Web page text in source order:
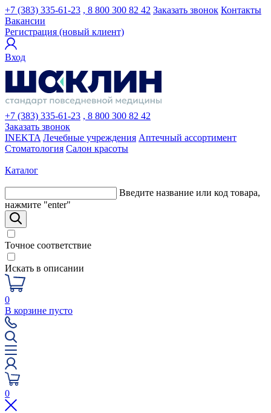
+7 (383) 335-61-23 , 8 800 300 82 42 Заказать звонок Контакты
Вакансии
Регистрация (новый клиент)
Вход
+7 (383) 335-61-23 , 8 800 300 82 42
Заказать звонок
INEKTA Лечебные учреждения Аптечный ассортимент
Стоматология Салон красоты
Каталог
Введите название или код товара,
нажмите "enter"
Точное соответствие
Искать в описании
0
В корзине пусто
0